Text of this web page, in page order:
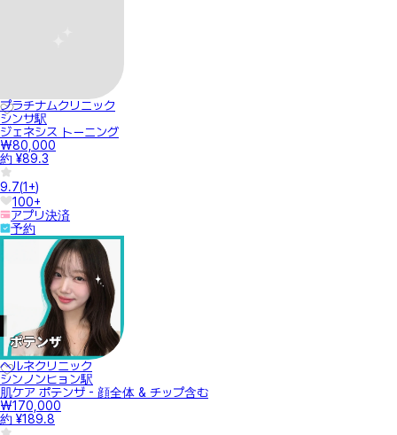
プラチナムクリニック
シンサ駅
ジェネシス トーニング
₩80,000
約 ¥89.3
9.7(1+)
100+
アプリ決済
予約
ヘルネクリニック
シンノンヒョン駅
肌ケア ポテンザ - 顔全体 & チップ含む
₩170,000
約 ¥189.8